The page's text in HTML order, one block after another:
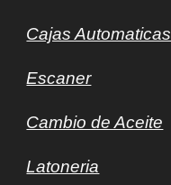
Cajas Automaticas
Escaner
Cambio de Aceite
Latoneria